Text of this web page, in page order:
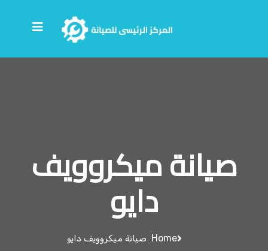
صيانة ميكروويف
دايو
Home صيانة ميكروويف دايو